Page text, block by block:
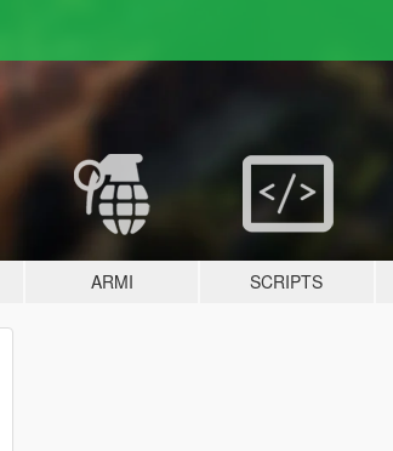
ARMI SCRIPTS